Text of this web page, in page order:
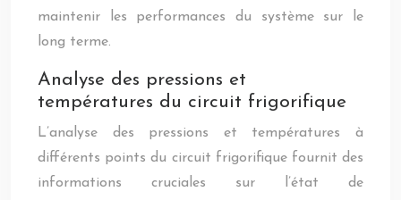
maintenir les performances du système sur le
long terme.
Analyse des pressions et
températures du circuit frigorifique
L’analyse des pressions et températures à
différents points du circuit frigorifique fournit des
informations cruciales sur l’état de